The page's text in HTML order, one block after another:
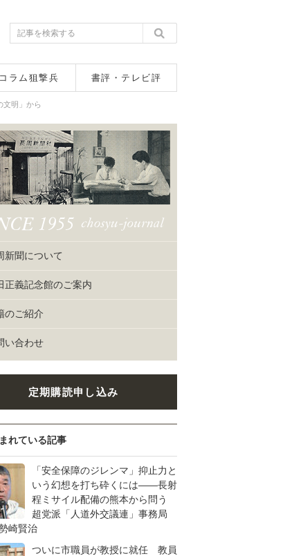
コラム狙撃兵 書評・テレビ評
明」から
新聞について
正義記念館のご案内
のご紹介
い合わせ
定期購読申し込み
れている記事
「安全保障のジレンマ」抑止力と
いう幻想を打ち砕くには――長射
程ミサイル配備の熊本から問う
超党派「人道外交議連」事務局
崎賢治
ついに市職員が教授に就任 教員